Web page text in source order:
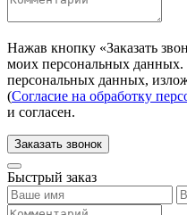
Нажав кнопку «Заказать
моих персональных
персональных данных,
(Согласие на обработку
и согласен.
Заказать звонок
Быстрый заказ